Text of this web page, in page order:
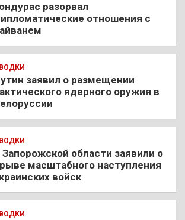
разорвал
отношения с
заявил о размещении
ядерного оружия в
Запорожской области заявили о
масштабного наступления
войск